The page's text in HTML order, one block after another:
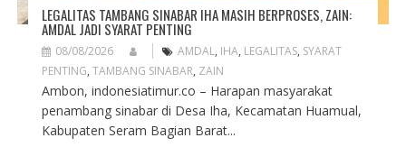
LEGALITAS TAMBANG SINABAR IHA MASIH BERPROSES, ZAIN:
AMDAL JADI SYARAT PENTING
08/08/2026 AMDAL, IHA, LEGALITAS, SYARAT
PENTING, TAMBANG SINABAR, ZAIN
Ambon, indonesiatimur.co – Harapan masyarakat
penambang sinabar di Desa Iha, Kecamatan Huamual,
Kabupaten Seram Bagian Barat...